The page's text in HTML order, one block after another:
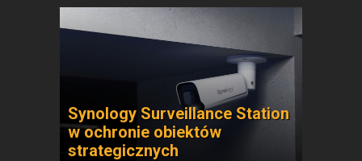
Synology Surveillance Station
w ochronie obiektów
strategicznych